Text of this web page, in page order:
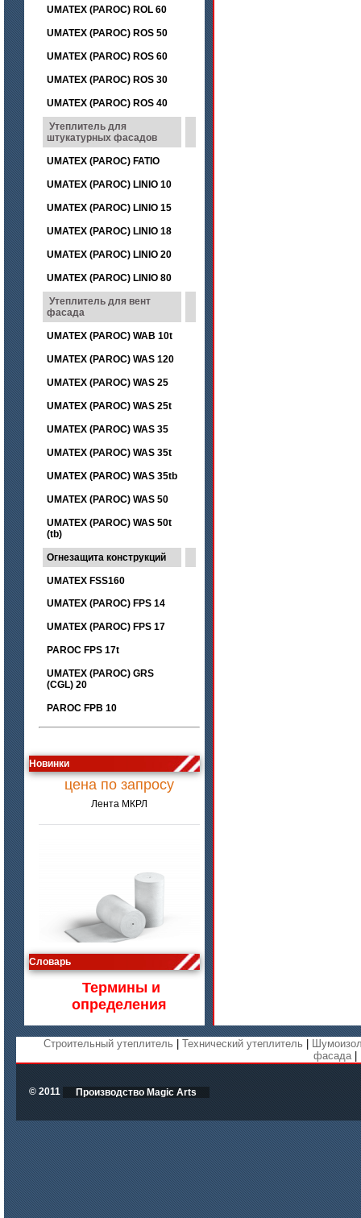
UMATEX (PAROC) ROL 60
UMATEX (PAROC) ROS 50
UMATEX (PAROC) ROS 60
UMATEX (PAROC) ROS 30
UMATEX (PAROC) ROS 40
Утеплитель для
штукатурных фасадов
UMATEX (PAROC) FATIO
UMATEX (PAROC) LINIO 10
UMATEX (PAROC) LINIO 15
UMATEX (PAROC) LINIO 18
UMATEX (PAROC) LINIO 20
UMATEX (PAROC) LINIO 80
Утеплитель для вент
фасада
UMATEX (PAROC) WAB 10t
UMATEX (PAROC) WAS 120
UMATEX (PAROC) WAS 25
UMATEX (PAROC) WAS 25t
UMATEX (PAROC) WAS 35
UMATEX (PAROC) WAS 35t
UMATEX (PAROC) WAS 35tb
UMATEX (PAROC) WAS 50
UMATEX (PAROC) WAS 50t
(tb)
Огнезащита конструкций
UMATEX FSS160
UMATEX (PAROC) FPS 14
UMATEX (PAROC) FPS 17
PAROC FPS 17t
UMATEX (PAROC) GRS
(CGL) 20
PAROC FPB 10
Новинкицена по запросу
Лента МКРЛ
цена по запросу
цена по запросу
Бумага огнеупорная керамическая
Словарь
Термины и
определения
Строительный утеплитель Технический утеплитель
фасада|
© 2011 Производство Magic Arts